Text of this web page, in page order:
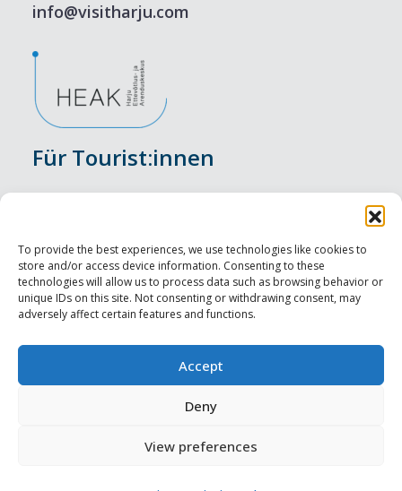
To provide the best experiences, we use technologies like cookies to
store and/or access device information. Consenting to these
technologies will allow us to process data such as browsing behavior or
unique IDs on this site. Not consenting or withdrawing consent, may
adversely affect certain features and functions.
Accept
Deny
View preferences
info@visitharju.com
Für Tourist:innen
Unterkunft
Genusserlebnisse
Sehenswürdigkeiten
Für Tourismusprofis
Harju-, Rapla- ja Läänemaa DMO